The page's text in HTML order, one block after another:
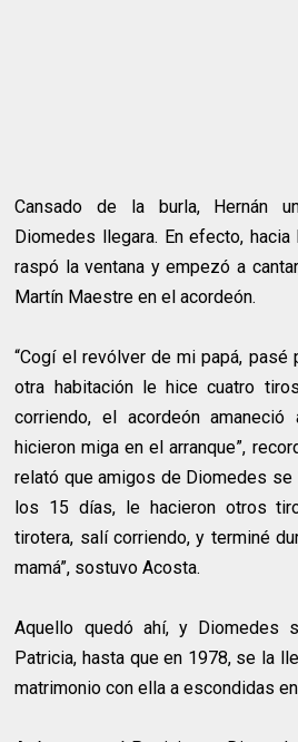
Cansado de la burla, Hernán
Diomedes llegara. En efecto, hacia
raspó la ventana y empezó a
Martín Maestre en el acordeón.
“Cogí el revólver de mi papá,
otra habitación le hice cuatro
corriendo, el acordeón
hicieron miga en el arranque”,
relató que amigos de Diomedes se
los 15 días, le hacieron otros
tirotera, salí corriendo, y terminé
mamá”, sostuvo Acosta.
Aquello quedó ahí, y Diomedes
Patricia, hasta que en 1978, se la
matrimonio con ella a escondidas